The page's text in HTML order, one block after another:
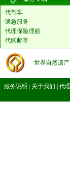
·代驾车
·遇急服务
·代理保险理赔
·代购邮寄
世界自然遗产
服务说明 关于我们 代